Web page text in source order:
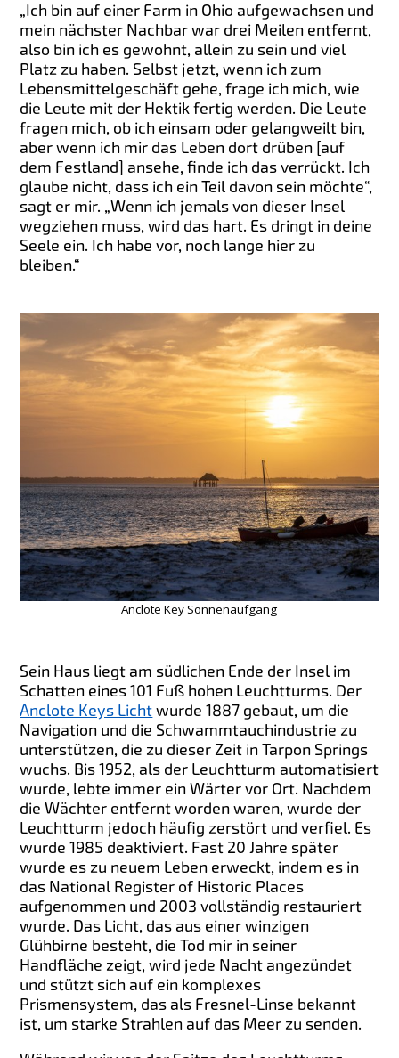
„Ich bin auf einer Farm in Ohio aufgewachsen und
mein nächster Nachbar war drei Meilen entfernt,
also bin ich es gewohnt, allein zu sein und viel
Platz zu haben. Selbst jetzt, wenn ich zum
Lebensmittelgeschäft gehe, frage ich mich, wie
die Leute mit der Hektik fertig werden. Die Leute
fragen mich, ob ich einsam oder gelangweilt bin,
aber wenn ich mir das Leben dort drüben [auf
dem Festland] ansehe, finde ich das verrückt. Ich
glaube nicht, dass ich ein Teil davon sein möchte“,
sagt er mir. „Wenn ich jemals von dieser Insel
wegziehen muss, wird das hart. Es dringt in deine
Seele ein. Ich habe vor, noch lange hier zu
bleiben.“
Anclote Key Sonnenaufgang
Sein Haus liegt am südlichen Ende der Insel im
Schatten eines 101 Fuß hohen Leuchtturms. Der
Anclote Keys Lichtwurde 1887 gebaut, um die
Navigation und die Schwammtauchindustrie zu
unterstützen, die zu dieser Zeit in Tarpon Springs
wuchs. Bis 1952, als der Leuchtturm automatisiert
wurde, lebte immer ein Wärter vor Ort. Nachdem
die Wächter entfernt worden waren, wurde der
Leuchtturm jedoch häufig zerstört und verfiel. Es
wurde 1985 deaktiviert. Fast 20 Jahre später
wurde es zu neuem Leben erweckt, indem es in
das National Register of Historic Places
aufgenommen und 2003 vollständig restauriert
wurde. Das Licht, das aus einer winzigen
Glühbirne besteht, die Tod mir in seiner
Handfläche zeigt, wird jede Nacht angezündet
und stützt sich auf ein komplexes
Prismensystem, das als Fresnel-Linse bekannt
ist, um starke Strahlen auf das Meer zu senden.